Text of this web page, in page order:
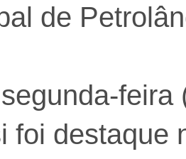
de
feira
foi destaque